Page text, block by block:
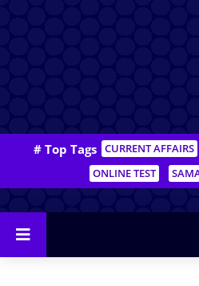
# Top Tags CURRENT AFFAIRS
ONLINE TEST